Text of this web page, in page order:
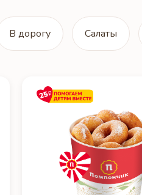
В дорогу Салаты